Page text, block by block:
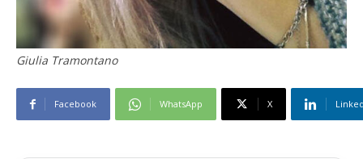
Giulia Tramontano
Facebook WhatsApp X